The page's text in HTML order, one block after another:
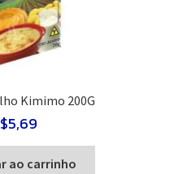
Kimimo 200G
5,69
ao carrinho